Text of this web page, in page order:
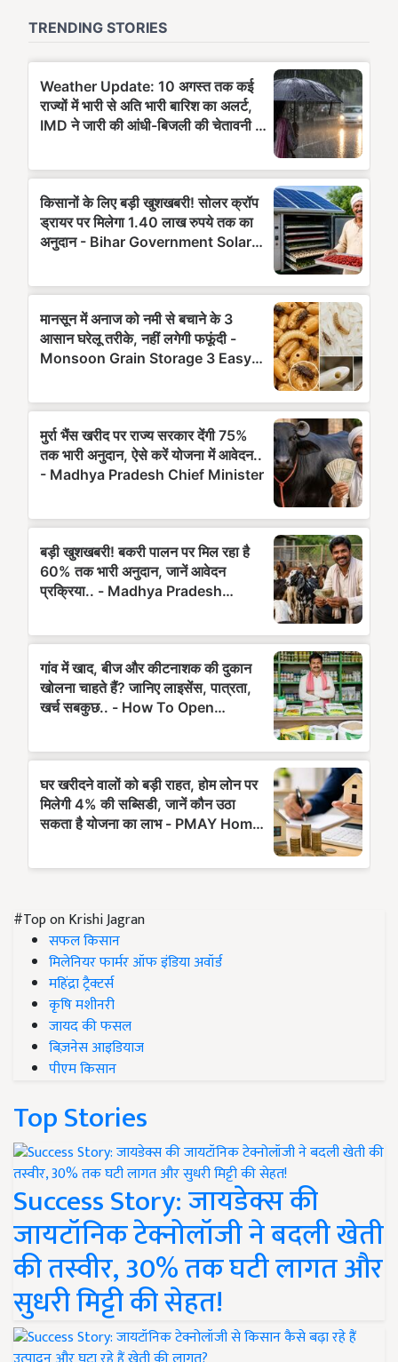
#Top on Krishi Jagran
सफल किसान
मिलेनियर फार्मर ऑफ इंडिया अवॉर्ड
महिंद्रा ट्रैक्टर्स
कृषि मशीनरी
जायद की फसल
बिज़नेस आइडियाज
पीएम किसान
Top Stories
Success Story: जायडेक्स की
जायटॉनिक टेक्नोलॉजी ने बदली खेती
की तस्वीर, 30% तक घटी लागत और
सुधरी मिट्टी की सेहत!